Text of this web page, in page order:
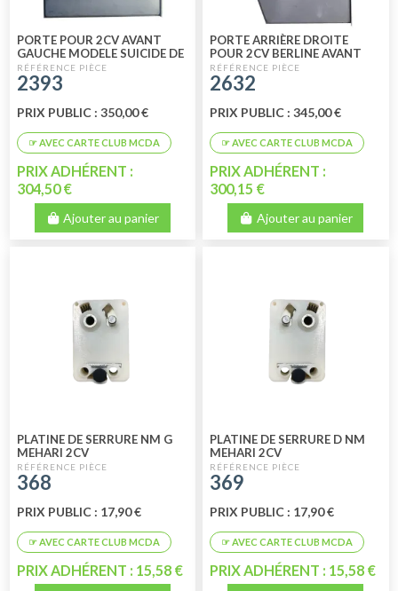
PORTE POUR 2CV AVANT
GAUCHE MODELE SUICIDE DE
1948 AU 12/64
2393
PRIX PUBLIC : 350,00 €
PRIX ADHÉRENT :
304,50 €
Ajouter au panier
PORTE ARRIÈRE DROITE
POUR 2CV BERLINE AVANT
1965
2632
PRIX PUBLIC : 345,00 €
PRIX ADHÉRENT :
300,15 €
Ajouter au panier
PLATINE DE SERRURE NM G
MEHARI 2CV
368
PRIX PUBLIC : 17,90 €
PRIX ADHÉRENT : 15,58 €
PLATINE DE SERRURE D NM
MEHARI 2CV
369
PRIX PUBLIC : 17,90 €
PRIX ADHÉRENT : 15,58 €